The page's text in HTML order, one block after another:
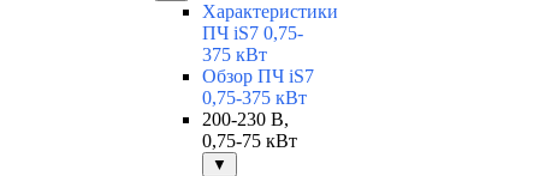
Характеристики
ПЧ iS7 0,75-
375 кВт
Обзор ПЧ iS7
0,75-375 кВт
200-230 В,
0,75-75 кВт
▼